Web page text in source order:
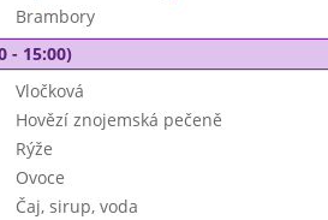
Brambory
- 15:00)
Vločková
Hovězí znojemská pečeně
Rýže
Ovoce
Čaj, sirup, voda